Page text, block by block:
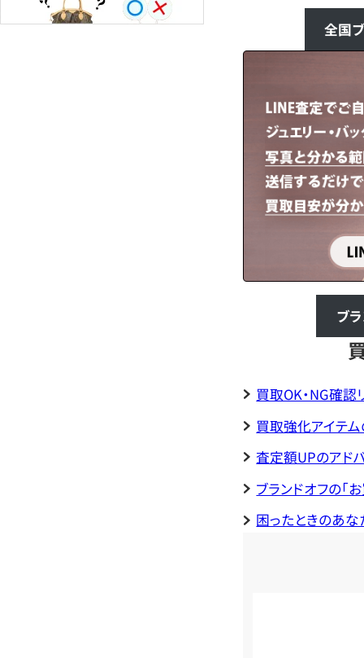
全国
ブ
買取OK・NG確認
買取強化アイテ
査定額UPのアド
ブランドオフの「
困ったときのあな